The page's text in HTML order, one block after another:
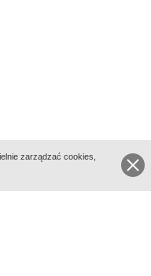
zarządzać cookies,